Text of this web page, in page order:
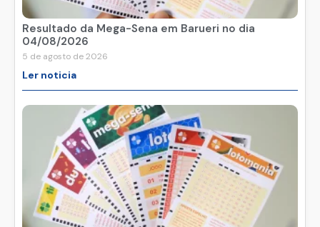
Resultado da Mega-Sena em Barueri no dia
04/08/2026
5 de agosto de 2026
Ler noticia